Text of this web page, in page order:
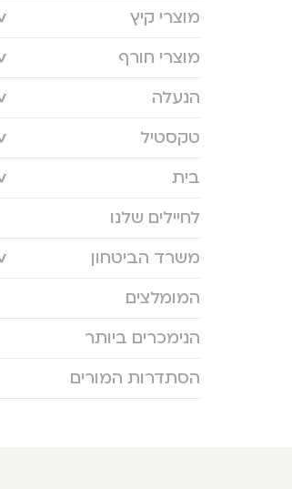
מוצרי קיץ
מוצרי חורף
הנעלה
טקסטיל
בית
לחיילים שלנו
משרד הביטחון
המומלצים
הנימכרים ביותר
הסתדרות המורים